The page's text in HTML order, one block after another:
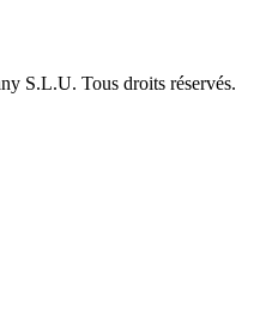
S.L.U. Tous droits réservés.